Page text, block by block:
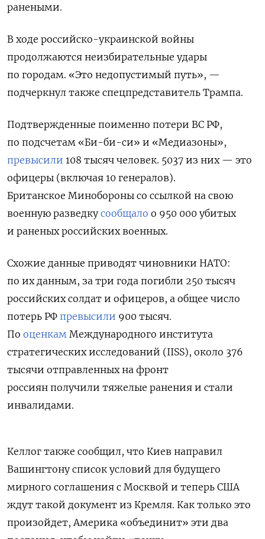
ранеными.
В ходе российско-украинской войны
продолжаются неизбирательные удары
по городам. «Это недопустимый путь», —
подчеркнул также спецпредставитель Трампа.
Подтвержденные поименно потери ВС РФ,
по подсчетам «Би-би-си» и «Медиазоны»,
превысили 108 тысяч человек. 5037 из них — это
офицеры (включая 10 генералов).
Британское Минобороны со ссылкой на свою
военную разведку сообщало о 950 000 убитых
и раненых российских военных.
Схожие данные приводят чиновники НАТО:
по их данным, за три года погибли 250 тысяч
российских солдат и офицеров, а общее число
потерь РФ превысили 900 тысяч.
По оценкам Международного института
стратегических исследований (IISS), около 376
тысячи отправленных на фронт
россиян получили тяжелые ранения и стали
инвалидами.
Келлог также сообщил, что Киев направил
Вашингтону список условий для будущего
мирного соглашения с Москвой и теперь США
ждут такой документ из Кремля. Как только это
произойдет, Америка «объединит» эти два